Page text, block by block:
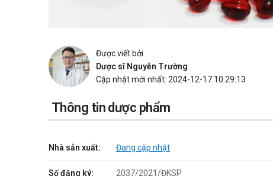
Được viết bởi
Dược sĩ Nguyễn Trường
Cập nhật mới nhất: 2024-12-17 10:29:13
Thông tin dược phẩm
Nhà sản xuất: Đang cập nhật
Số đăng ký: 2037/2021/ĐKSP